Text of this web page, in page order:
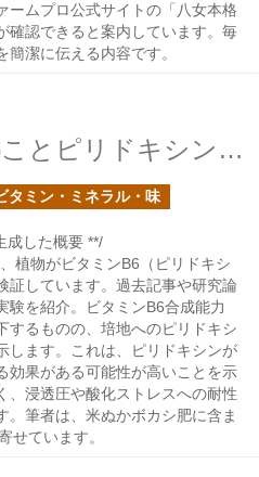
ームプロ公式サイトの「八女本格
確認できると案内しています。毎
潔に伝える内容です。
植物はビタミンB6ことピリドキシンを利用するか？
タミン・ミネラル・味
成した概要 **/
植物がビタミンB6（ピリドキシ
証しています。過去記事や研究論
験を紹介。ビタミンB6合成能力
するものの、培地へのピリドキシ
します。これは、ピリドキシンが
効果がある可能性が高いことを示
、浸透圧や酸化ストレスへの耐性
。筆者は、米ぬかボカシ肥に含ま
せています。